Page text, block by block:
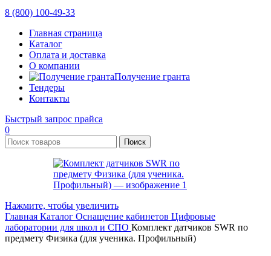
8 (800) 100-49-33
Главная страница
Каталог
Оплата и доставка
О компании
Получение гранта
Тендеры
Контакты
Быстрый запрос прайса
0
Поиск
Нажмите, чтобы увеличить
Главная Каталог Оснащение кабинетов Цифровые
лаборатории для школ и СПО Комплект датчиков SWR по
предмету Физика (для ученика. Профильный)